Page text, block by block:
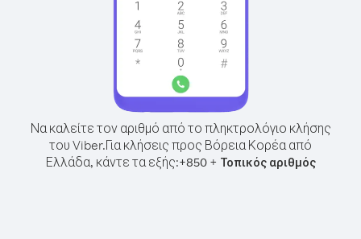
Να καλείτε τον αριθμό από το πληκτρολόγιο κλήσης
του Viber.Για κλήσεις προς Βόρεια Κορέα από
Ελλάδα, κάντε τα εξής:+850+ Τοπικός αριθμός